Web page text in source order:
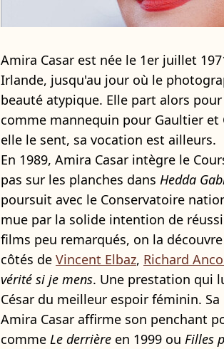
Amira Casar est née le 1er juillet
Irlande, jusqu'au jour où le
beauté atypique. Elle part alors
comme mannequin pour Gaultier et
elle le sent, sa vocation est ailleurs.
En 1989, Amira Casar intègre le
pas sur les planches dans Hedda
poursuit avec le Conservatoire
mue par la solide intention de
films peu remarqués, on la
côtés de Vincent Elbaz, Richard
vérité si je mens. Une prestation qui
César du meilleur espoir féminin.
Amira Casar affirme son penchant
comme Le derrière en 1999 ou Filles